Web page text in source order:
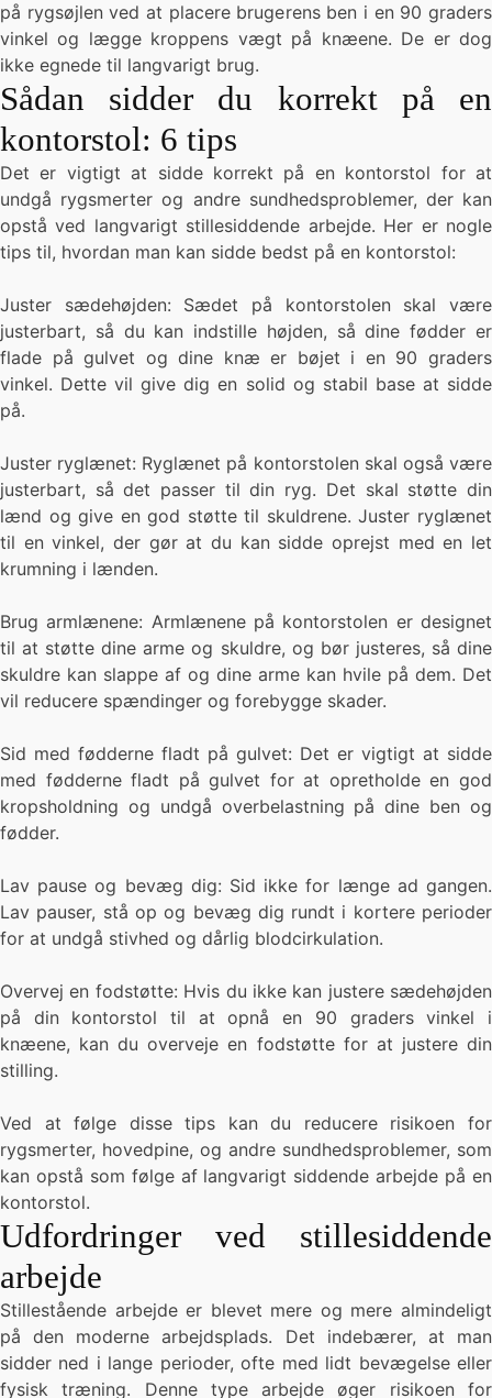
på rygsøjlen ved at placere brugerens ben i en 90 graders
vinkel og lægge kroppens vægt på knæene. De er dog
ikke egnede til langvarigt brug.
Sådan sidder du korrekt på en
kontorstol: 6 tips
Det er vigtigt at sidde korrekt på en kontorstol for at
undgå rygsmerter og andre sundhedsproblemer, der kan
opstå ved langvarigt stillesiddende arbejde. Her er nogle
tips til, hvordan man kan sidde bedst på en kontorstol:
Juster sædehøjden: Sædet på kontorstolen skal være
justerbart, så du kan indstille højden, så dine fødder er
flade på gulvet og dine knæ er bøjet i en 90 graders
vinkel. Dette vil give dig en solid og stabil base at sidde
på.
Juster ryglænet: Ryglænet på kontorstolen skal også være
justerbart, så det passer til din ryg. Det skal støtte din
lænd og give en god støtte til skuldrene. Juster ryglænet
til en vinkel, der gør at du kan sidde oprejst med en let
krumning i lænden.
Brug armlænene: Armlænene på kontorstolen er designet
til at støtte dine arme og skuldre, og bør justeres, så dine
skuldre kan slappe af og dine arme kan hvile på dem. Det
vil reducere spændinger og forebygge skader.
Sid med fødderne fladt på gulvet: Det er vigtigt at sidde
med fødderne fladt på gulvet for at opretholde en god
kropsholdning og undgå overbelastning på dine ben og
fødder.
Lav pause og bevæg dig: Sid ikke for længe ad gangen.
Lav pauser, stå op og bevæg dig rundt i kortere perioder
for at undgå stivhed og dårlig blodcirkulation.
Overvej en fodstøtte: Hvis du ikke kan justere sædehøjden
på din kontorstol til at opnå en 90 graders vinkel i
knæene, kan du overveje en fodstøtte for at justere din
stilling.
Ved at følge disse tips kan du reducere risikoen for
rygsmerter, hovedpine, og andre sundhedsproblemer, som
kan opstå som følge af langvarigt siddende arbejde på en
kontorstol.
Udfordringer ved stillesiddende
arbejde
Stillestående arbejde er blevet mere og mere almindeligt
på den moderne arbejdsplads. Det indebærer, at man
sidder ned i lange perioder, ofte med lidt bevægelse eller
fysisk træning. Denne type arbejde øger risikoen for